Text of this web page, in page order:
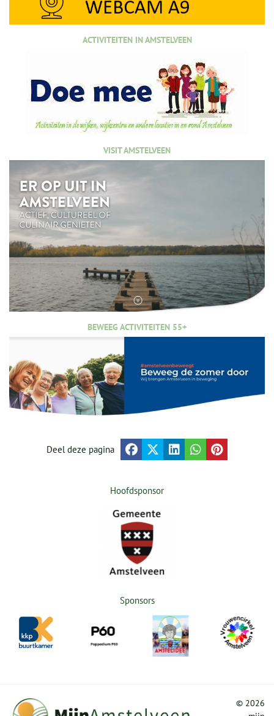
ACTIVITEITEN IN AMSTELVEEN
VISIT AMSTELVEEN
BEWEEG ACTIVITEITEN 55+
Deel deze pagina
Hoofdsponsor
Sponsors
© 2026